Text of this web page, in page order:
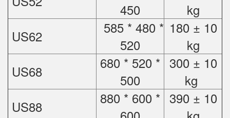
450
kg
US62
585 * 480 *
520
180 ± 10
kg
US68
680 * 520 *
500
300 ± 10
kg
US88
880 * 600 * 390 ± 10